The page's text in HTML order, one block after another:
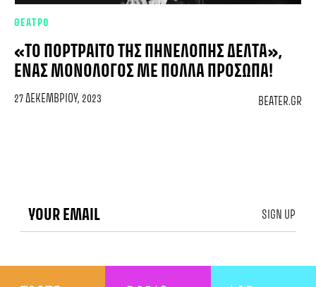
ΘΕΑΤΡΟ
«ΤΟ ΠΟΡΤΡΑΊΤΟ ΤΗΣ ΠΗΝΕΛΌΠΗΣ ΔΈΛΤΑ»,
ΈΝΑΣ ΜΟΝΌΛΟΓΟΣ ΜΕ ΠΟΛΛΆ ΠΡΌΣΩΠΑ!
27 ΔΕΚΕΜΒΡΊΟΥ, 2023 BEATER.GR
SIGN UP